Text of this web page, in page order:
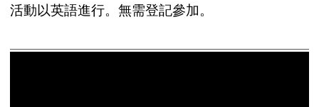
活動以英語進行。 無需登記參加。